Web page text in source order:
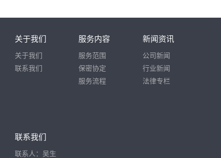
关于我们
关于我们
联系我们
服务内容
服务范围
保密协定
服务流程
新闻资讯
公司新闻
行业新闻
法律专栏
联系我们
联系人：吴生